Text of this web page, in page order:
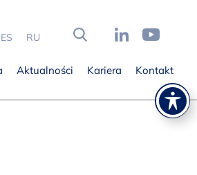
ES RU
Aktualności Kariera Kontakt